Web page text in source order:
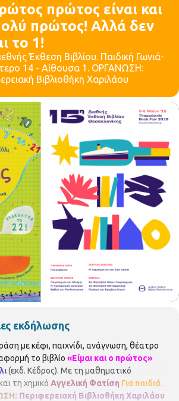
πρώτος είναι και
πρώτος! Αλλά δεν
το 1!
Έκθεση Βιβλίου. Παιδική Γωνιά-
14 - Αίθουσα 1. ΟΡΓΑΝΩΣΗ:
Βιβλιοθήκη Χαριλάου
εκδήλωσης
με κέφι, παιχνίδι, ανάγνωση, θέατρο
το βιβλίο «Είμαι και ο πρώτος»
(εκδ. Κέδρος). Με τη μαθηματικό
τη χημικό Αγγελική Φατίση Για παιδιά
Περιφερειακή Βιβλιοθήκη Χαριλάου